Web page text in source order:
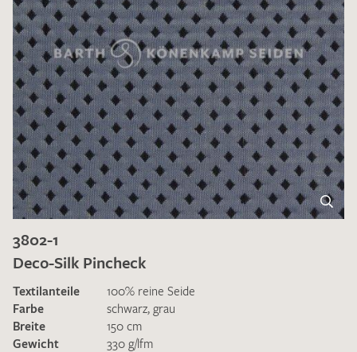
3802-1
Deco-Silk Pincheck
Textilanteile
100% reine Seide
Farbe
schwarz, grau
Breite
150 cm
Gewicht
330 g/lfm